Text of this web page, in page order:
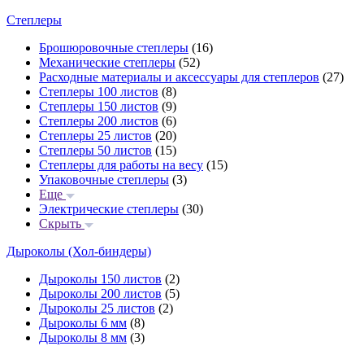
Степлеры
Брошюровочные степлеры (16)
Механические степлеры (52)
Расходные материалы и аксессуары для степлеров (27)
Степлеры 100 листов (8)
Степлеры 150 листов (9)
Степлеры 200 листов (6)
Степлеры 25 листов (20)
Степлеры 50 листов (15)
Степлеры для работы на весу (15)
Упаковочные степлеры (3)
Еще
Электрические степлеры (30)
Скрыть
Дыроколы (Хол-биндеры)
Дыроколы 150 листов (2)
Дыроколы 200 листов (5)
Дыроколы 25 листов (2)
Дыроколы 6 мм (8)
Дыроколы 8 мм (3)